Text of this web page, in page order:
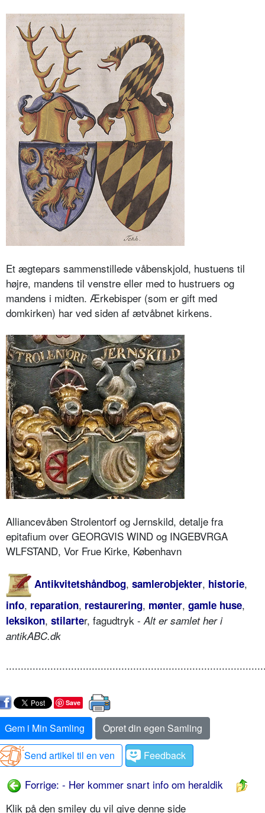
Et ægtepars sammenstillede våbenskjold, hustuens til
højre, mandens til venstre eller med to hustruers og
mandens i midten. Ærkebisper (som er gift med
domkirken) har ved siden af ætvåbnet kirkens.
Alliancevåben Strolentorf og Jernskild, detalje fra
epitafium over GEORGVIS WIND og INGEBVRGA
WLFSTAND, Vor Frue Kirke, København
Antikvitetshåndbog, samlerobjekter, historie,
info, reparation, restaurering, mønter, gamle huse,
leksikon, stilarter, fagudtryk -Alt er samlet her i
antikABC.dk
Save
Gem i Min Samling
Opret din egen Samling
Send artikel til en ven
Feedback
Forrige: - Her kommer snart info om heraldik
Klik på den smiley du vil give denne side